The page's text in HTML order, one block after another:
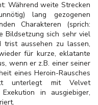
Während weite Strecken
lang gezogenen
Charakteren (sprich:
Bildsetzung sich sehr viel
aussehen zu lassen,
für kurze, eklatante
wenn er z.B. einer seiner
eines Heroin-Rausches
unterlegt mit Velvet
in ausgiebiger,